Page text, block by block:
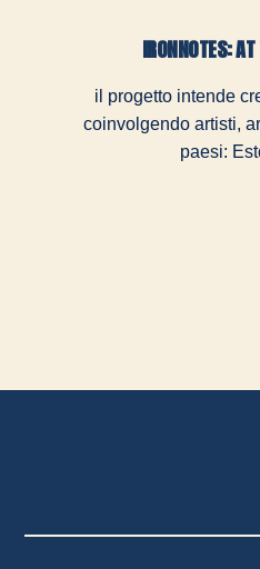
IRONNOTES:
il progetto intende
coinvolgendo artisti,
paesi: